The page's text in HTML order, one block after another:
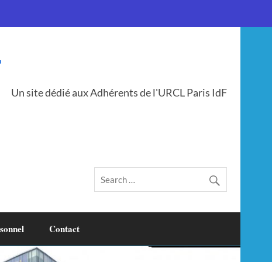
Un site dédié aux Adhérents de l'URCL Paris IdF
Contact